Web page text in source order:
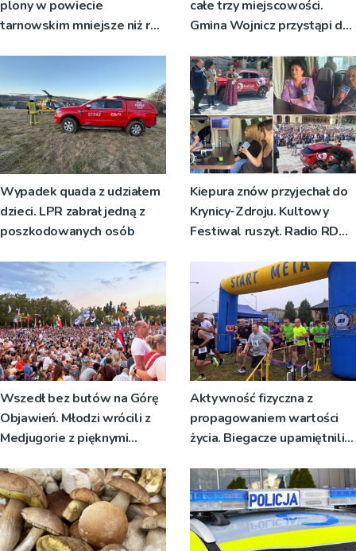
plony w powiecie
tarnowskim mniejsze niż rok
całe trzy miejscowości.
Gmina Wojnicz przystąpi do
planistycznych
Wypadek quada z udziałem
dzieci. LPR zabrał jedną z
poszkodowanych osób
Kiepura znów przyjechał do
Krynicy-Zdroju. Kultowy
Festiwal ruszył. Radio RDN
[ZDJĘCIA]
Wszedł bez butów na Górę
Objawień. Młodzi wrócili z
Medjugorie z pięknymi
Aktywność fizyczna z
propagowaniem wartości
życia. Biegacze upamiętnili